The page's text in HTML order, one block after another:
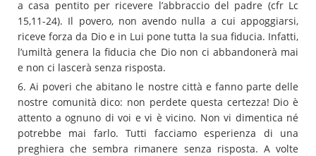
a casa pentito per ricevere l’abbraccio del padre (cfr Lc
15,11-24). Il povero, non avendo nulla a cui appoggiarsi,
riceve forza da Dio e in Lui pone tutta la sua fiducia. Infatti,
l’umiltà genera la fiducia che Dio non ci abbandonerà mai
e non ci lascerà senza risposta.
6. Ai poveri che abitano le nostre città e fanno parte delle
nostre comunità dico: non perdete questa certezza! Dio è
attento a ognuno di voi e vi è vicino. Non vi dimentica né
potrebbe mai farlo. Tutti facciamo esperienza di una
preghiera che sembra rimanere senza risposta. A volte